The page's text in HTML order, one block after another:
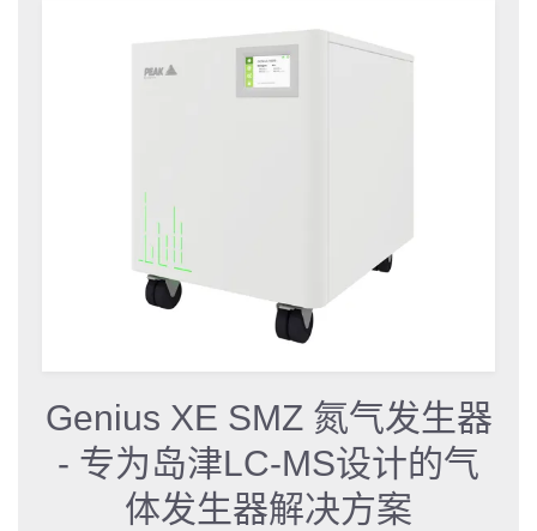
Genius XE SMZ 氮气发生器
- 专为岛津LC-MS设计的气
体发生器解决方案